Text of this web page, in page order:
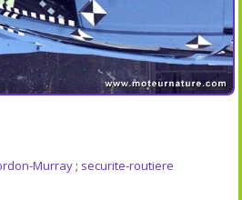
Murray; securite-routiere